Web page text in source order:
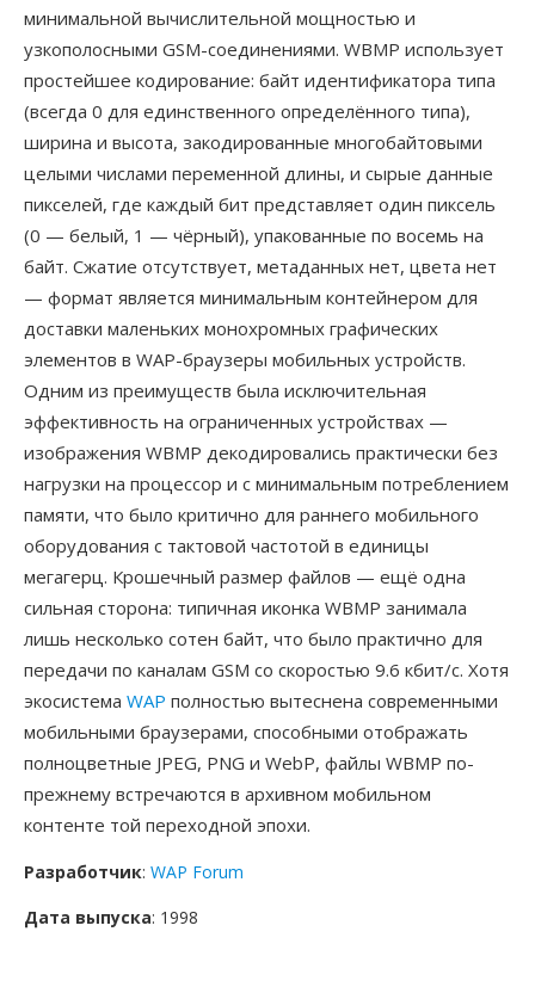
минимальной вычислительной мощностью и
узкополосными GSM-соединениями. WBMP использует
простейшее кодирование: байт идентификатора типа
(всегда 0 для единственного определённого типа),
ширина и высота, закодированные многобайтовыми
целыми числами переменной длины, и сырые данные
пикселей, где каждый бит представляет один пиксель
(0 — белый, 1 — чёрный), упакованные по восемь на
байт. Сжатие отсутствует, метаданных нет, цвета нет
— формат является минимальным контейнером для
доставки маленьких монохромных графических
элементов в WAP-браузеры мобильных устройств.
Одним из преимуществ была исключительная
эффективность на ограниченных устройствах —
изображения WBMP декодировались практически без
нагрузки на процессор и с минимальным потреблением
памяти, что было критично для раннего мобильного
оборудования с тактовой частотой в единицы
мегагерц. Крошечный размер файлов — ещё одна
сильная сторона: типичная иконка WBMP занимала
лишь несколько сотен байт, что было практично для
передачи по каналам GSM со скоростью 9.6 кбит/с. Хотя
экосистема WAP полностью вытеснена современными
мобильными браузерами, способными отображать
полноцветные JPEG, PNG и WebP, файлы WBMP по-
прежнему встречаются в архивном мобильном
контенте той переходной эпохи.
Разработчик: WAP Forum
Дата выпуска: 1998